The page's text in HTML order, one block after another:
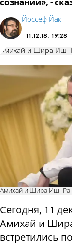
Йоссеф Йак
11.12.18, 19:28
Амихай и Шира Иш-
Амихай и Шира Иш-
Сегодня, 11
Амихай и
встретились